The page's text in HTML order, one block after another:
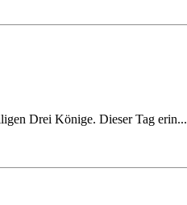
Drei Könige. Dieser Tag erin...